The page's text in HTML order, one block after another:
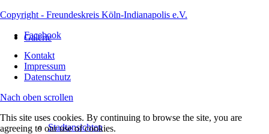
Galerie
Stadtansichten
Copyright - Freundeskreis Köln-Indianapolis e.V.
Facebook
Kontakt
Impressum
Datenschutz
Nach oben scrollen
This site uses cookies. By continuing to browse the site, you are
agreeing to our use of cookies.